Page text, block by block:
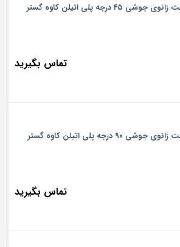
جوشی ۴۵ درجه پلی اتیلن کاوه گستر
تماس بگیرید
جوشی ۹۰ درجه پلی اتیلن کاوه گستر
تماس بگیرید